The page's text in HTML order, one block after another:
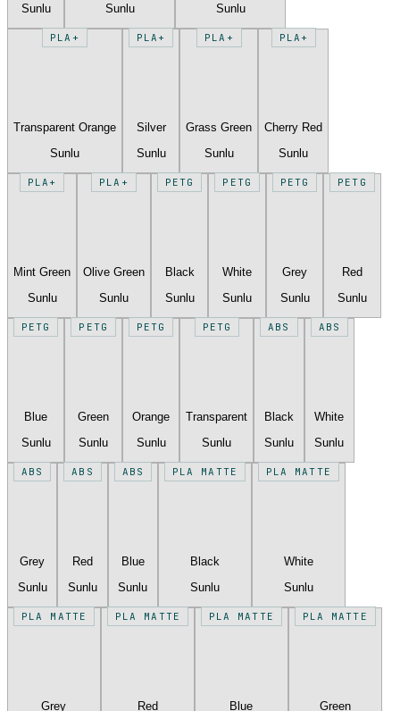
Sunlu
Sunlu
Sunlu
PLA+
Transparent Orange
Sunlu
PLA+
Silver
Sunlu
PLA+
Grass Green
Sunlu
PLA+
Cherry Red
Sunlu
PLA+
Mint Green
Sunlu
PLA+
Olive Green
Sunlu
PETG
Black
Sunlu
PETG
White
Sunlu
PETG
Grey
Sunlu
PETG
Red
Sunlu
PETG
Blue
Sunlu
PETG
Green
Sunlu
PETG
Orange
Sunlu
PETG
Transparent
Sunlu
ABS
Black
Sunlu
ABS
White
Sunlu
ABS
Grey
Sunlu
ABS
Red
Sunlu
ABS
Blue
Sunlu
PLA MATTE
Black
Sunlu
PLA MATTE
White
Sunlu
PLA MATTE
Grey
PLA MATTE
Red
PLA MATTE
Blue
PLA MATTE
Green